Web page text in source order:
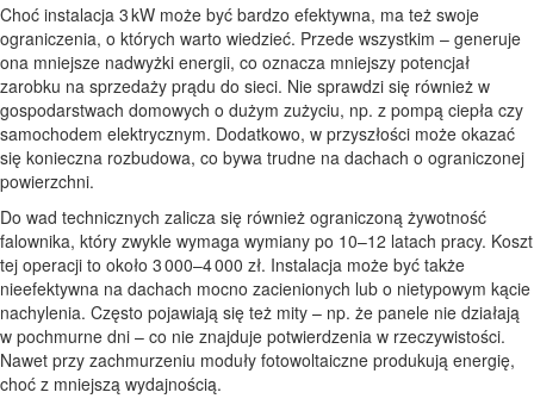
Choć instalacja 3 kW może być bardzo efektywna, ma też swoje
ograniczenia, o których warto wiedzieć. Przede wszystkim – generuje
ona mniejsze nadwyżki energii, co oznacza mniejszy potencjał
zarobku na sprzedaży prądu do sieci. Nie sprawdzi się również w
gospodarstwach domowych o dużym zużyciu, np. z pompą ciepła czy
samochodem elektrycznym. Dodatkowo, w przyszłości może okazać
się konieczna rozbudowa, co bywa trudne na dachach o ograniczonej
powierzchni.
Do wad technicznych zalicza się również ograniczoną żywotność
falownika, który zwykle wymaga wymiany po 10–12 latach pracy. Koszt
tej operacji to około 3 000–4 000 zł. Instalacja może być także
nieefektywna na dachach mocno zacienionych lub o nietypowym kącie
nachylenia. Często pojawiają się też mity – np. że panele nie działają
w pochmurne dni – co nie znajduje potwierdzenia w rzeczywistości.
Nawet przy zachmurzeniu moduły fotowoltaiczne produkują energię,
choć z mniejszą wydajnością.